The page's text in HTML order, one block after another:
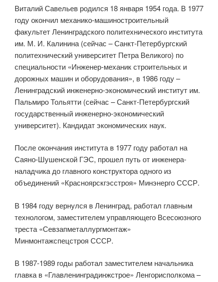
Виталий Савельев родился 18 января 1954 года. В 1977
году окончил механико-машиностроительный
факультет Ленинградского политехнического института
им. М. И. Калинина (сейчас – Санкт-Петербургский
политехнический университет Петра Великого) по
специальности «Инженер-механик строительных и
дорожных машин и оборудования», в 1986 году –
Ленинградский инженерно-экономический институт им.
Пальмиро Тольятти (сейчас – Санкт-Петербургский
государственный инженерно-экономический
университет). Кандидат экономических наук.
После окончания института в 1977 году работал на
Саяно-Шушенской ГЭС, прошел путь от инженера-
наладчика до главного конструктора одного из
объединений «Красноярскгэсстроя» Минэнерго СССР.
В 1984 году вернулся в Ленинград, работал главным
технологом, заместителем управляющего Всесоюзного
треста «Севзапметаллургмонтаж»
Минмонтажспецстроя СССР.
В 1987-1989 годы работал заместителем начальника
главка в «Главленинградинжстрое» Ленгорисполкома –